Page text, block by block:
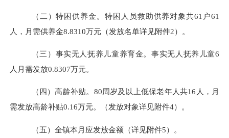
（二）特困供养金。特困人员救助供养对象共61 户61
人，月需供养金8.8310万元（发放名单详见附件2）。
（三）事实无人抚养儿童养育金。事实无人抚养儿童6
人月需发放0.8307万元。
（四）高龄补贴。 80周岁及以上低保老年人共16 人，月
需发放高龄补贴0.16万元。（发放对象详见附件4）。
（五）全镇本月应发放金额（详见附件5）。